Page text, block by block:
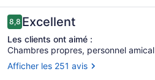
Marriott
Memphis
Downtown
Avis
8,88,8 sur 10 –
Excellent
Les clients ont aimé :
Chambres propres, personnel amical
Afficher les 251 avis